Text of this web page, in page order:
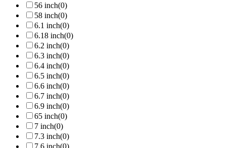
56 inch(0)
58 inch(0)
6.1 inch(0)
6.18 inch(0)
6.2 inch(0)
6.3 inch(0)
6.4 inch(0)
6.5 inch(0)
6.6 inch(0)
6.7 inch(0)
6.9 inch(0)
65 inch(0)
7 inch(0)
7.3 inch(0)
7.6 inch(0)